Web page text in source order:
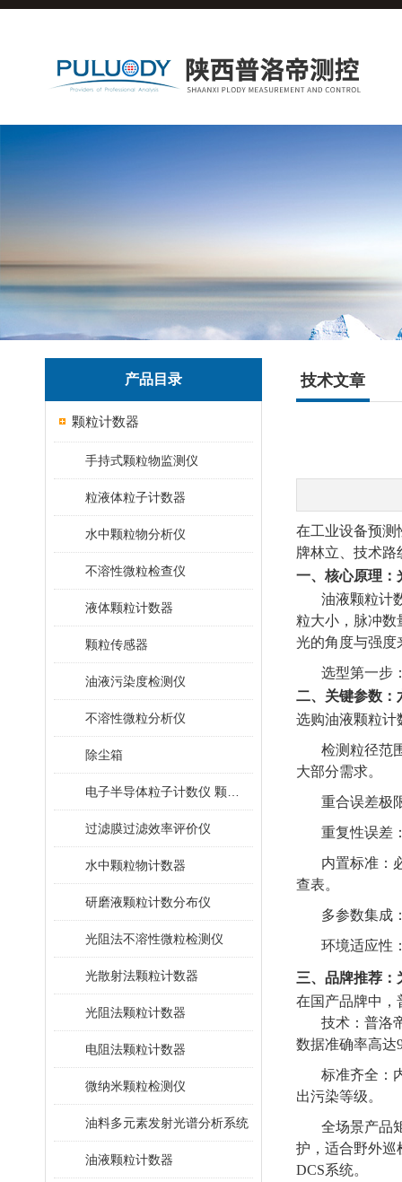
产品目录
颗粒计数器
手持式颗粒物监测仪
粒液体粒子计数器
水中颗粒物分析仪
不溶性微粒检查仪
液体颗粒计数器
颗粒传感器
油液污染度检测仪
不溶性微粒分析仪
除尘箱
过滤膜过滤效率评价仪
水中颗粒物计数器
研磨液颗粒计数分布仪
光阻法不溶性微粒检测仪
光散射法颗粒计数器
光阻法颗粒计数器
电阻法颗粒计数器
微纳米颗粒检测仪
油料多元素发射光谱分析系统
油液颗粒计数器
技术文章
在工业设备预测
牌林立、技术
一、核心原理：
油液颗粒计
粒大小，脉冲数
光的角度与强度
选型第一步
二、关键参数：
选购油液颗粒计
检测粒径范
大部分需求。
重合误差极
重复性误差
内置标准：
查表。
多参数集成
环境适应性
三、品牌推荐：
在国产品牌中，
技术：普洛
数据准确率高达
标准齐全：
出污染等级。
全场景产品
护，适合野外巡
DCS系统。